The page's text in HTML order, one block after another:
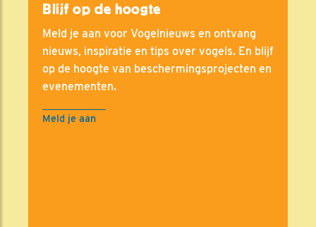
Blijf op de hoogte
Meld je aan voor Vogelnieuws en ontvang
nieuws, inspiratie en tips over vogels. En blijf
op de hoogte van beschermingsprojecten en
evenementen.
Meld je aan